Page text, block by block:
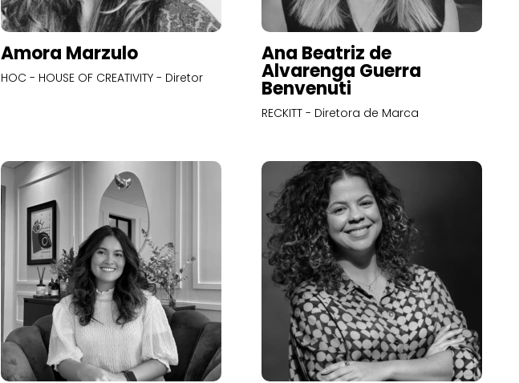
Amora Marzulo
HOC - HOUSE OF CREATIVITY - Diretor
Ana Beatriz de
Alvarenga Guerra
Benvenuti
RECKITT - Diretora de Marca